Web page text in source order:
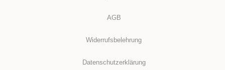
AGB
Widerrufsbelehrung
Datenschutzerklärung